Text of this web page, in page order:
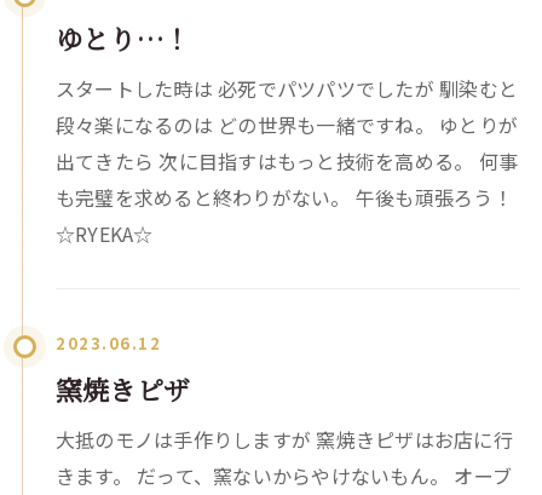
ゆとり…！
スタートした時は 必死でパツパツでしたが 馴染むと
段々楽になるのは どの世界も一緒ですね。 ゆとりが
出てきたら 次に目指すはもっと技術を高める。 何事
も完璧を求めると終わりがない。 午後も頑張ろう！
☆RYEKA☆
2023.06.12
窯焼きピザ
大抵のモノは手作りしますが 窯焼きピザはお店に行
きます。 だって、窯ないからやけないもん。 オーブ